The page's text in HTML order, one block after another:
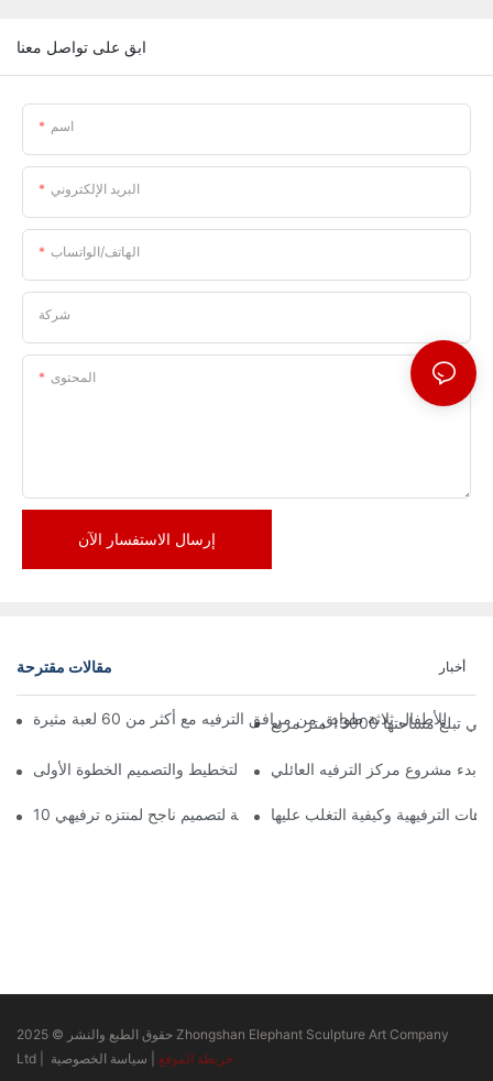
ابق على تواصل معنا
اسم
البريد الإلكتروني
الهاتف/الواتساب
شركة
المحتوى
إرسال الاستفسار الآن
مقالات مقترحة أخبار
13000 متر مربع
بدء مشروع مركز الترفيه العائلي
10 مبادئ أساسية لتصميم ناجح لمنتزه ترفيهيالترفيهية وكيفية التغلب عليها
حقوق الطبع والنشر © 2025 Zhongshan Elephant Sculpture Art Company
Ltd |
خريطة الموقع سياسة الخصوصية